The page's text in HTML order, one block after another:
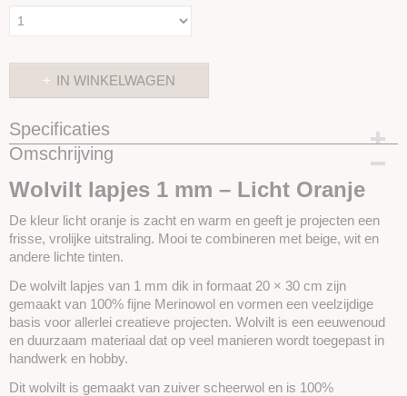
IN WINKELWAGEN
Specificaties
Productcode
Omschrijving
Wolvilt lapjes 1 mm – Licht Oranje
De kleur licht oranje is zacht en warm en geeft je projecten een
frisse, vrolijke uitstraling. Mooi te combineren met beige, wit en
andere lichte tinten.
De wolvilt lapjes van 1 mm dik in formaat 20 × 30 cm zijn
gemaakt van 100% fijne Merinowol en vormen een veelzijdige
basis voor allerlei creatieve projecten. Wolvilt is een eeuwenoud
en duurzaam materiaal dat op veel manieren wordt toegepast in
handwerk en hobby.
Dit wolvilt is gemaakt van zuiver scheerwol en is 100%